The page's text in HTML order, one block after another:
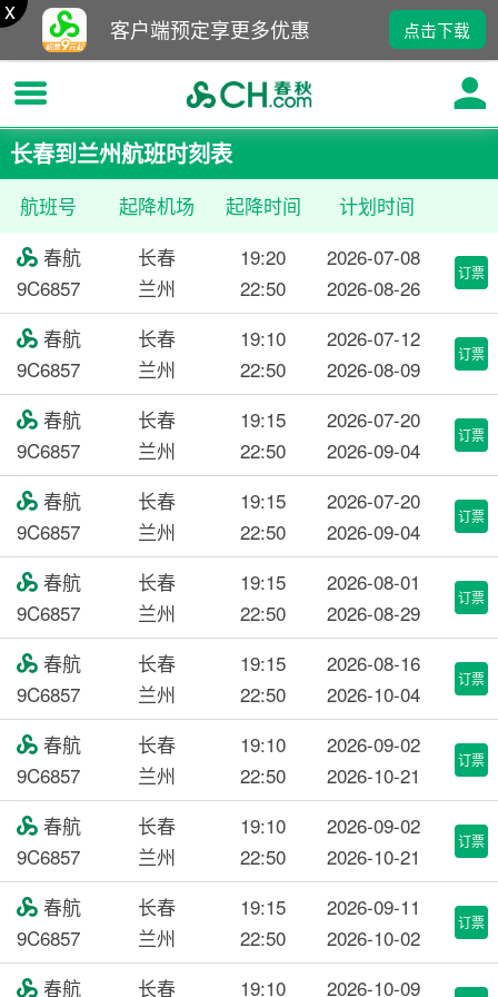
点击下载
客户端预定享更多优惠
x
长春到兰州航班时刻表
航班号 起降机场 起降时间 计划时间
春航
9C6857
长春
兰州
19:20
22:50
2026-07-08
2026-08-26
订票
春航
9C6857
长春
兰州
19:10
22:50
2026-07-12
2026-08-09
订票
春航
9C6857
长春
兰州
19:15
22:50
2026-07-20
2026-09-04
订票
春航
9C6857
长春
兰州
19:15
22:50
2026-07-20
2026-09-04
订票
春航
9C6857
长春
兰州
19:15
22:50
2026-08-01
2026-08-29
订票
春航
9C6857
长春
兰州
19:15
22:50
2026-08-16
2026-10-04
订票
春航
9C6857
长春
兰州
19:10
22:50
2026-09-02
2026-10-21
订票
春航
9C6857
长春
兰州
19:10
22:50
2026-09-02
2026-10-21
订票
春航
9C6857
长春
兰州
19:15
22:50
2026-09-11
2026-10-02
订票
春航 长春 19:10 2026-10-09